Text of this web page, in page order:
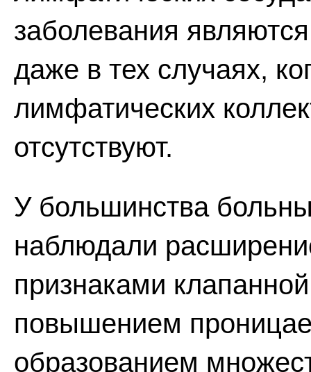
заболевания
даже в тех случаях,
лимфатических
отсутствуют.
У большинства
наблюдали
признаками
повышением
образованием